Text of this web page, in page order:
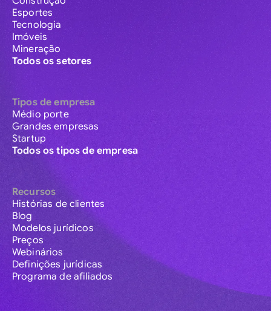
Esportes
Tecnologia
Imóveis
Mineração
Todos os setores
Tipos de empresa
Médio porte
Grandes empresas
Startup
Todos os tipos de empresa
Recursos
Histórias de clientes
Blog
Modelos jurídicos
Preços
Webinários
Definições jurídicas
Programa de afiliados